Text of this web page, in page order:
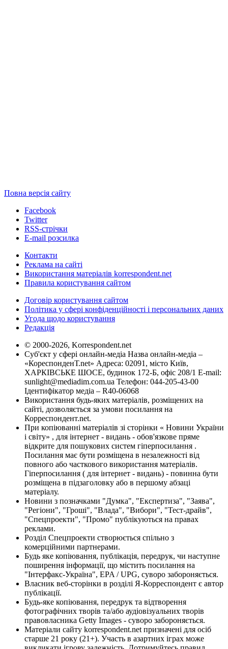
Повна версія сайту
Facebook
Twitter
RSS-стрічки
E-mail розсилка
Контакти
Реклама на сайті
Використання матеріалів korrespondent.net
Правила користування сайтом
Договір користування сайтом
Політика у сфері конфіденційності і персональних даних
Угода щодо користування
Редакція
© 2000-2026, Korrespondent.net
Суб'єкт у сфері онлайн-медіа Назва онлайн-медіа –
«КореспонденТ.net» Адреса: 02091, місто Київ,
ХАРКІВСЬКЕ ШОСЕ, будинок 172-Б, офіс 208/1 E-mail:
sunlight@mediadim.com.ua Телефон: 044-205-43-00
Ідентифікатор медіа – R40-06068
Використання будь-яких матеріалів, розміщених на
сайті, дозволяється за умови посилання на
Корреспондент.net.
При копіюванні матеріалів зі сторінки « Новини України
і світу» , для інтернет - видань - обов'язкове пряме
відкрите для пошукових систем гіперпосилання .
Посилання має бути розміщена в незалежності від
повного або часткового використання матеріалів.
Гіперпосилання ( для інтернет - видань) - повинна бути
розміщена в підзаголовку або в першому абзаці
матеріалу.
Новини з позначками "Думка", "Експертиза", "Заява",
"Регіони", "Гроші", "Влада", "Вибори", "Тест-драйв",
"Спецпроекти", "Промо" публікуються на правах
реклами.
Розділ Спецпроекти створюється спільно з
комерційними партнерами.
Будь яке копіювання, публікація, передрук, чи наступне
поширення інформації, що містить посилання на
"Інтерфакс-Україна", EPA / UPG, суворо забороняється.
Власник веб-сторінки в розділі Я-Корреспондент є автор
публікації.
Будь-яке копіювання, передрук та відтворення
фотографічних творів та/або аудіовізуальних творів
правовласника Getty Images - суворо забороняється.
Матеріали сайту korrespondent.net призначені для осіб
старше 21 року (21+). Участь в азартних іграх може